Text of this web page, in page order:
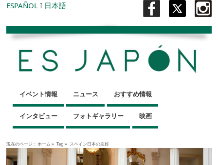
ESPAÑOL I 日本語
イベント情報 ニュース おすすめ情報
インタビュー フォトギャラリー 映画
現在のページ : ホーム » Tag » スペイン日本の友好